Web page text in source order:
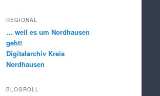
REGIONAL
… weil es um Nordhausen
geht!
Digitalarchiv Kreis
Nordhausen
BLOGROLL